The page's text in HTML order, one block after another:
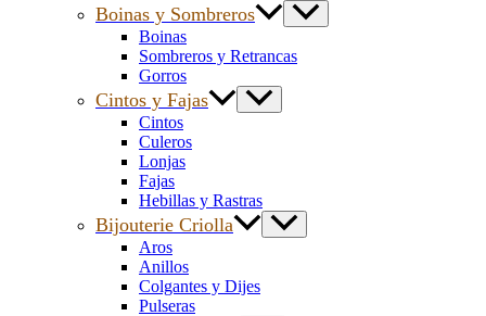
Boinas y Sombreros
Boinas
Sombreros y Retrancas
Gorros
Cintos y Fajas
Cintos
Culeros
Lonjas
Fajas
Hebillas y Rastras
Bijouterie Criolla
Aros
Anillos
Colgantes y Dijes
Pulseras